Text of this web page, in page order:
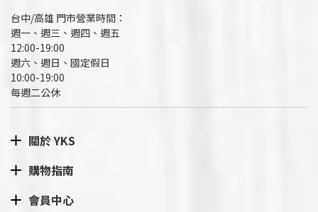
台中/高雄 門市營業時間：
週一、週三、週四、週五
12:00-19:00
週六、週日、國定假日
10:00-19:00
每週二公休
關於 YKS
購物指南
會員中心